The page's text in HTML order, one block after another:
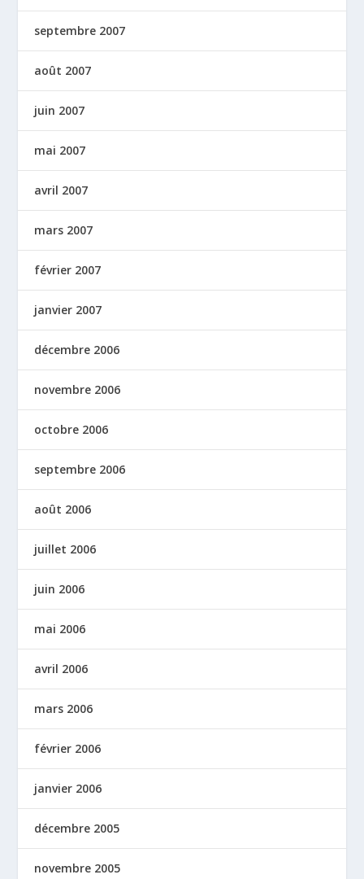
septembre 2007
août 2007
juin 2007
mai 2007
avril 2007
mars 2007
février 2007
janvier 2007
décembre 2006
novembre 2006
octobre 2006
septembre 2006
août 2006
juillet 2006
juin 2006
mai 2006
avril 2006
mars 2006
février 2006
janvier 2006
décembre 2005
novembre 2005